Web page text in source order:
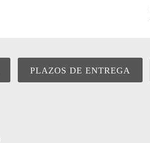
PLAZOS DE ENTREGA